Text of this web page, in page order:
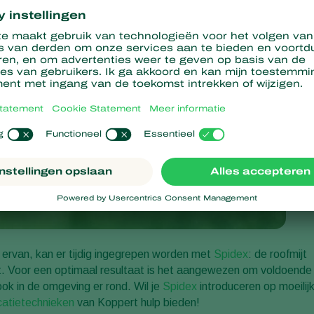
kan er tijdig ingegrepen worden met Spidex: de roofmijt
een optimaal resultaat is het aangewezen om voldoende
in de omgeving er rond. Wil je Spidex introduceren op moeilijk
van Koppert hulp bieden!